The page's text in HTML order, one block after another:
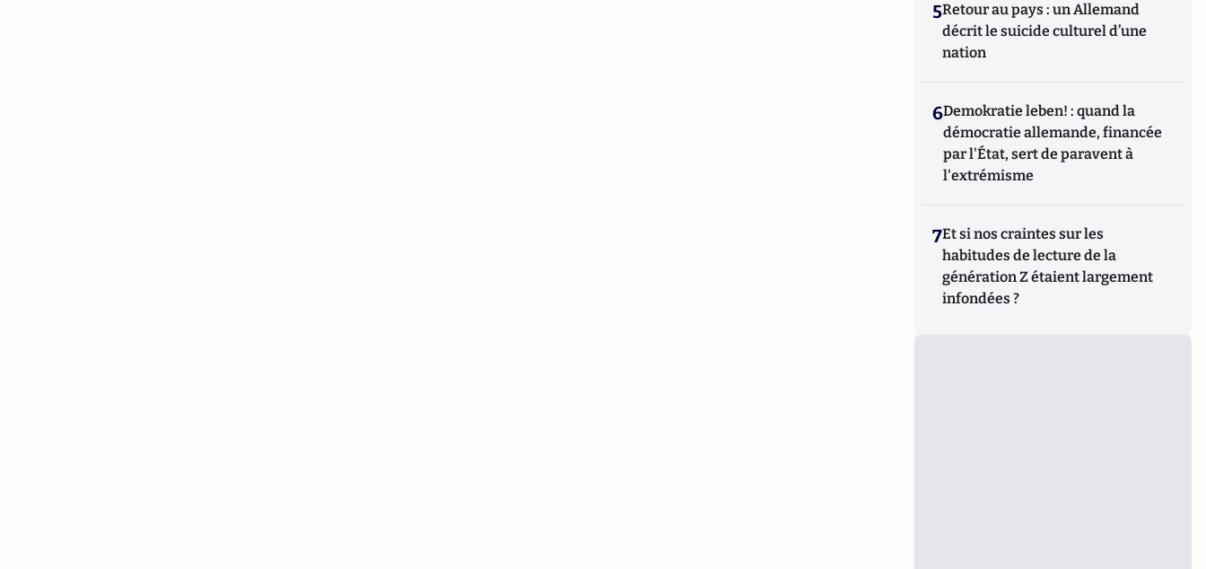
5Retour au pays : un Allemand
décrit le suicide culturel d’une
nation
6Demokratie leben! : quand la
démocratie allemande, financée
par l'État, sert de paravent à
l'extrémisme
7Et si nos craintes sur les
habitudes de lecture de la
génération Z étaient largement
infondées ?